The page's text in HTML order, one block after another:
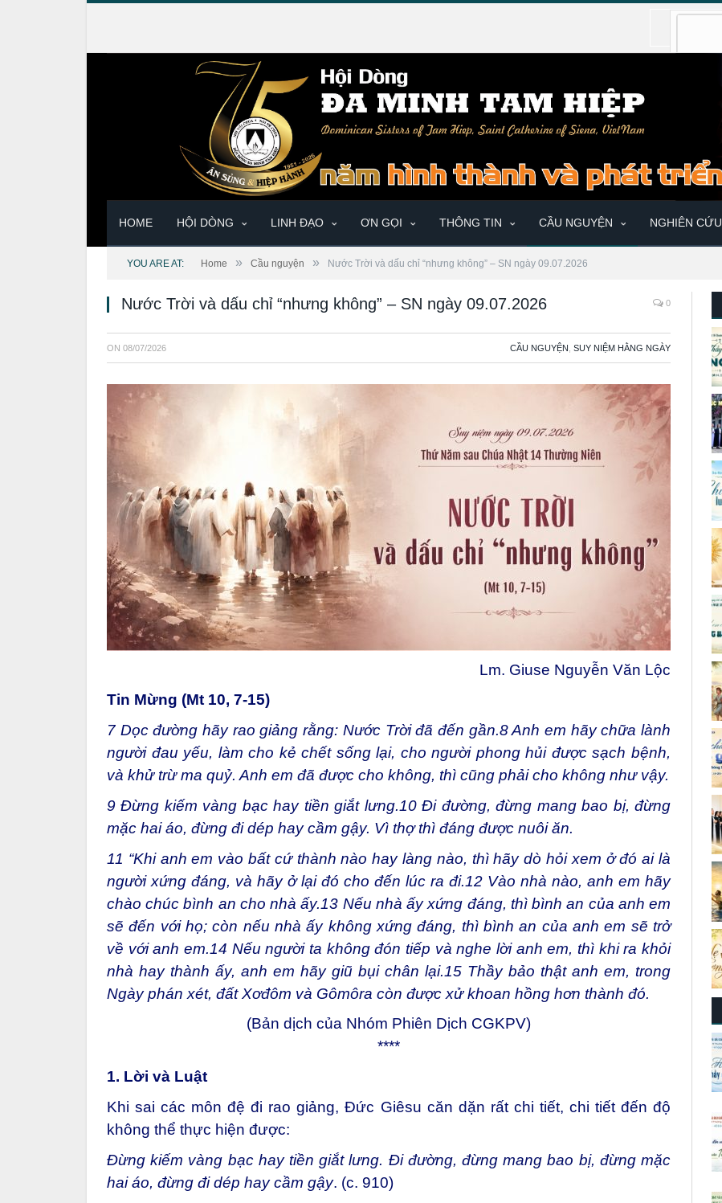
HOME HỘI DÒNG LINH ĐẠO ƠN GỌI THÔNG TIN CẦU NGUYỆN NGHIÊN CỨU
YOU ARE AT: Home » Cầu nguyện » Nước Trời và dấu chỉ “nhưng không” – SN ngày 09.07.2026
Nước Trời và dấu chỉ “nhưng không” – SN ngày 09.07.2026 0
ON 08/07/2026 CẦU NGUYỆN SUY NIỆM HẰNG NGÀY
Lm. Giuse Nguyễn Văn Lộc
Tin Mừng (Mt 10, 7-15)
7 Dọc đường hãy rao giảng rằng: Nước Trời đã đến gần.8Anh em hãy chữa lành
người đau yếu, làm cho kẻ chết sống lại, cho người phong hủi được sạch bệnh,
và khử trừ ma quỷ. Anh em đã được cho không, thì cũng phải cho không như vậy.
9 Đừng kiếm vàng bạc hay tiền giắt lưng.10Đi đường, đừng mang bao bị, đừng
mặc hai áo, đừng đi dép hay cầm gậy. Vì thợ thì đáng được nuôi ăn.
11 “Khi anh em vào bất cứ thành nào hay làng nào, thì hãy dò hỏi xem ở đó ai là
người xứng đáng, và hãy ở lại đó cho đến lúc ra đi.12 Vào nhà nào, anh em hãy
chào chúc bình an cho nhà ấy.13 Nếu nhà ấy xứng đáng, thì bình an của anh em
sẽ đến với họ; còn nếu nhà ấy không xứng đáng, thì bình an của anh em sẽ trở
về với anh em.14 Nếu người ta không đón tiếp và nghe lời anh em, thì khi ra khỏi
nhà hay thành ấy, anh em hãy giũ bụi chân lại.15 Thầy bảo thật anh em, trong
Ngày phán xét, đất Xơđôm và Gômôra còn được xử khoan hồng hơn thành đó.
(Bản dịch của Nhóm Phiên Dịch CGKPV)
****
1. Lời và Luật
Khi sai các môn đệ đi rao giảng, Đức Giêsu căn dặn rất chi tiết, chi tiết đến độ
không thể thực hiện được:
Đừng kiếm vàng bạc hay tiền giắt lưng. Đi đường, đừng mang bao bị, đừng mặc
hai áo, đừng đi dép hay cầm gậy. (c. 910)